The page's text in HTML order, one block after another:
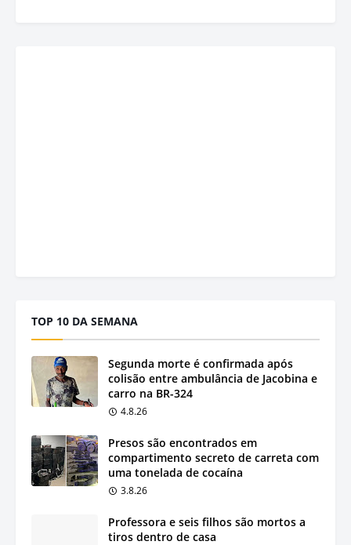
TOP 10 DA SEMANA
Segunda morte é confirmada após
colisão entre ambulância de Jacobina e
carro na BR-324
4.8.26
Presos são encontrados em
compartimento secreto de carreta com
uma tonelada de cocaína
3.8.26
Professora e seis filhos são mortos a
tiros dentro de casa